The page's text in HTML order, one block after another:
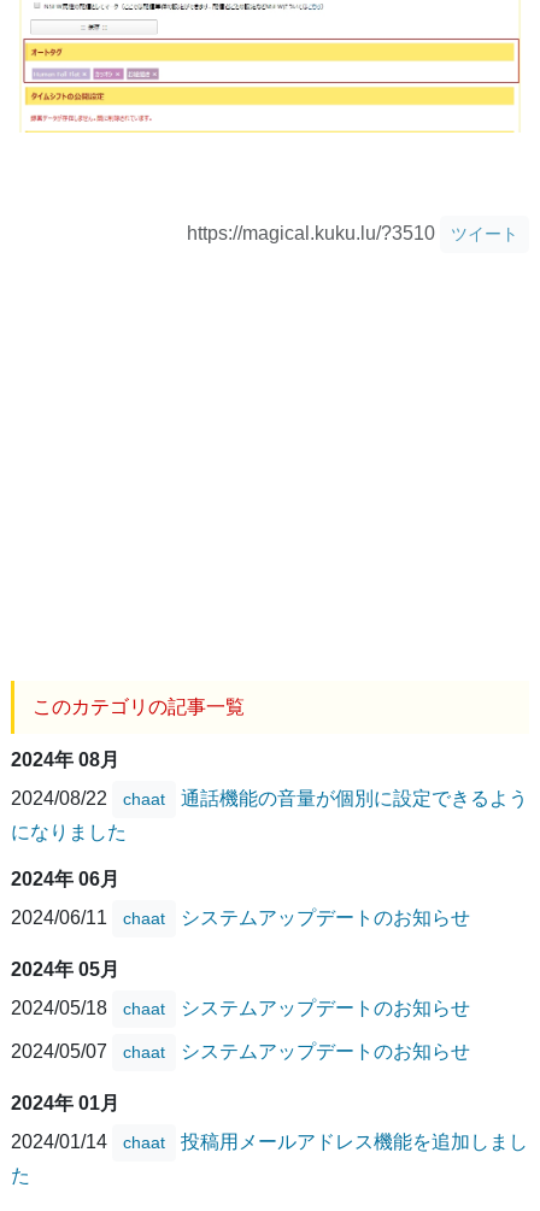
https://magical.kuku.lu/?3510 ツイート
このカテゴリの記事一覧
2024年 08月
2024/08/22
chaat
通話機能の音量が個別に設定できるよう
になりました
2024年 06月
2024/06/11
chaat システムアップデートのお知らせ
2024年 05月
2024/05/18
chaat システムアップデートのお知らせ
2024/05/07 chaat システムアップデートのお知らせ
2024年 01月
2024/01/14
chaat
投稿用メールアドレス機能を追加しまし
た